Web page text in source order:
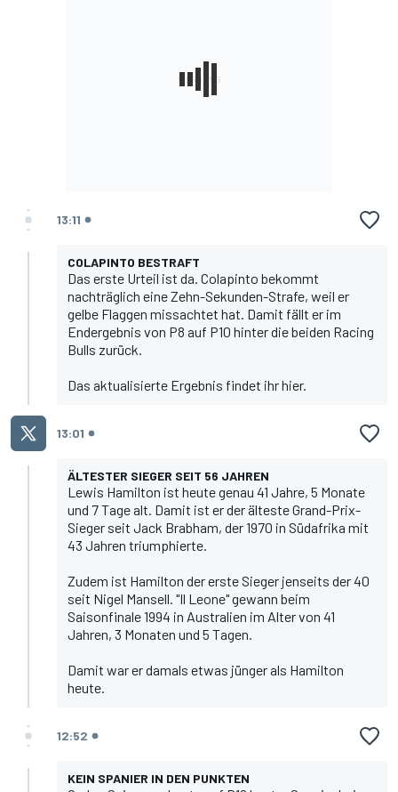
13:11
COLAPINTO BESTRAFT
Das erste Urteil ist da. Colapinto bekommt
nachträglich eine Zehn-Sekunden-Strafe, weil er
gelbe Flaggen missachtet hat. Damit fällt er im
Endergebnis von P8 auf P10 hinter die beiden Racing
Bulls zurück.
Das aktualisierte Ergebnis findet ihr hier.
13:01
ÄLTESTER SIEGER SEIT 56 JAHREN
Lewis Hamilton ist heute genau 41 Jahre, 5 Monate
und 7 Tage alt. Damit ist er der älteste Grand-Prix-
Sieger seit Jack Brabham, der 1970 in Südafrika mit
43 Jahren triumphierte.
Zudem ist Hamilton der erste Sieger jenseits der 40
seit Nigel Mansell. "Il Leone" gewann beim
Saisonfinale 1994 in Australien im Alter von 41
Jahren, 3 Monaten und 5 Tagen.
Damit war er damals etwas jünger als Hamilton
heute.
12:52
KEIN SPANIER IN DEN PUNKTEN